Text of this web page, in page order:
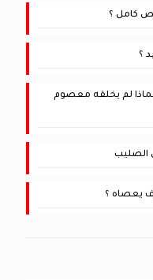
كامل ؟
؟
لم يخلقه معصوم
الصليب
يعصاه ؟